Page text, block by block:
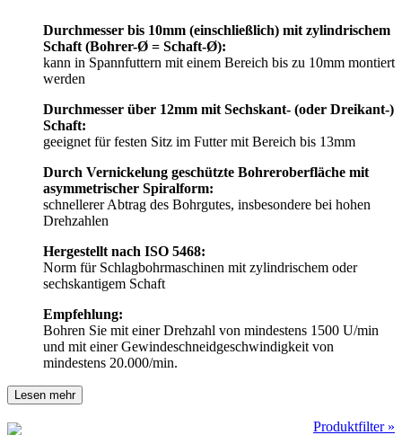
Durchmesser bis 10mm (einschließlich) mit zylindrischem
Schaft (Bohrer-Ø = Schaft-Ø):
kann in Spannfuttern mit einem Bereich bis zu 10mm montiert
werden
Durchmesser über 12mm mit Sechskant- (oder Dreikant-)
Schaft:
geeignet für festen Sitz im Futter mit Bereich bis 13mm
Durch Vernickelung geschützte Bohreroberfläche mit
asymmetrischer Spiralform:
schnellerer Abtrag des Bohrgutes, insbesondere bei hohen
Drehzahlen
Hergestellt nach ISO 5468:
Norm für Schlagbohrmaschinen mit zylindrischem oder
sechskantigem Schaft
Empfehlung:
Bohren Sie mit einer Drehzahl von mindestens 1500 U/min
und mit einer Gewindeschneidgeschwindigkeit von
mindestens 20.000/min.
Lesen mehr
Produktfilter »